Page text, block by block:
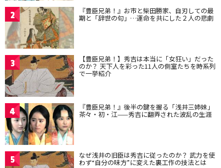
2 『豊臣兄弟！』お市と柴田勝家、自刃しての最
期と「辞世の句」…運命を共にした２人の悲劇
3 【豊臣兄弟！】秀吉は本当に「女狂い」だった
のか？ 天下人を彩った11人の側室たちを時系列
で一挙紹介
4 『豊臣兄弟！』後半の鍵を握る「浅井三姉妹」
茶々・初・江——秀吉に翻弄された波乱の生涯
5 なぜ浅井の旧臣は秀吉に従ったのか？ 武力を使
わず“自分の味方”に変えた裏工作の技法とは